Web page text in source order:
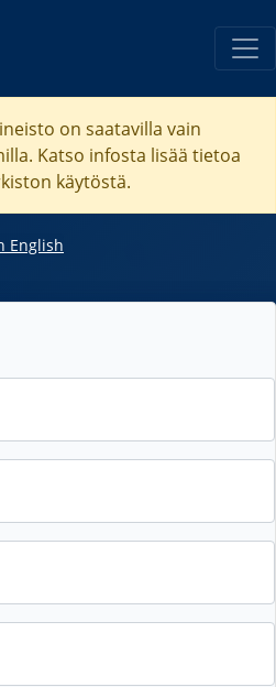
on saatavilla vain
Katso infosta lisää tietoa
käytöstä.
English